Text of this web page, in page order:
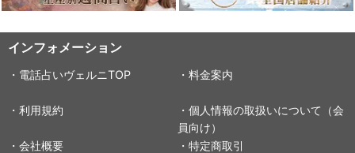
インフォメーション
・電話占いヴェルニTOP ・料金案内
・利用規約
・個人情報の取扱いについて（会
員向け）
・会社概要
・特定商取引